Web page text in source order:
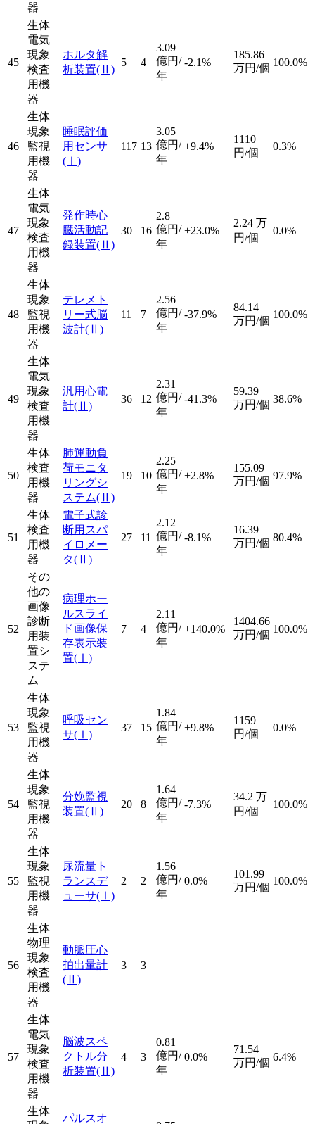
器
45
生体
電気
現象
検査
用機
器
ホルタ解
析装置(Ⅱ)
5 4
3.09
億円/
年
-2.1%
185.86
万円/個 100.0%
46
生体
現象
監視
用機
器
睡眠評価
用センサ
(Ⅰ)
117 13
3.05
億円/
年
+9.4%
1110
円/個
0.3%
47
生体
電気
現象
検査
用機
器
発作時心
臓活動記
録装置(Ⅱ)
30 16
2.8
億円/
年
+23.0%
2.24 万
円/個
0.0%
48
生体
現象
監視
用機
器
テレメト
リー式脳
波計(Ⅱ)
11 7
2.56
億円/
年
-37.9%
84.14
万円/個
100.0%
49
生体
電気
現象
検査
用機
器
汎用心電
計(Ⅱ)
36 12
2.31
億円/
年
-41.3%
59.39
万円/個 38.6%
50
生体
検査
用機
器
肺運動負
荷モニタ
リングシ
ステム(Ⅱ)
19 10
2.25
億円/
年
+2.8%
155.09
万円/個 97.9%
51
生体
検査
用機
器
電子式診
断用スパ
イロメー
タ(Ⅱ)
27 11
2.12
億円/
年
-8.1%
16.39
万円/個 80.4%
52
その
他の
画像
診断
用装
置シ
ステ
ム
病理ホー
ルスライ
ド画像保
存表示装
置(Ⅰ)
7 4
2.11
億円/
年
+140.0%
1404.66
万円/個 100.0%
53
生体
現象
監視
用機
器
呼吸セン
サ(Ⅰ)
37 15
1.84
億円/
年
+9.8%
1159
円/個
0.0%
54
生体
現象
監視
用機
器
分娩監視
装置(Ⅱ)
20 8
1.64
億円/
年
-7.3%
34.2 万
円/個
100.0%
55
生体
現象
監視
用機
器
尿流量ト
ランスデ
ューサ(Ⅰ)
2 2
1.56
億円/
年
0.0%
101.99
万円/個
100.0%
56
生体
物理
現象
検査
用機
器
動脈圧心
拍出量計
(Ⅱ)
3 3
57
生体
電気
現象
検査
用機
器
脳波スペ
クトル分
析装置(Ⅱ)
4 3
0.81
億円/
年
0.0%
71.54
万円/個 6.4%
生体
パルスオ